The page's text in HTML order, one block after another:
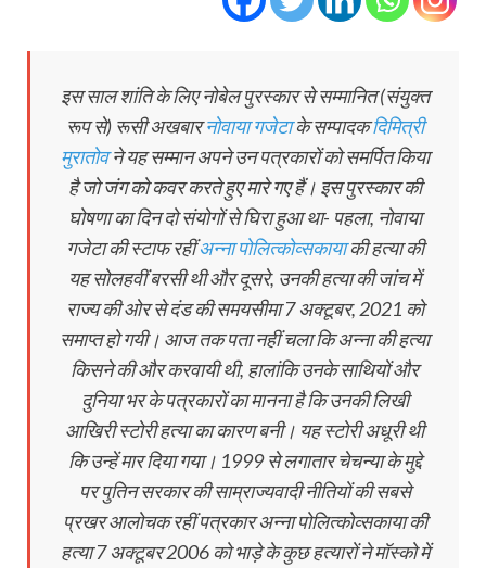
इस साल शांति के लिए नोबेल पुरस्‍कार से सम्‍मानित (संयुक्‍त
रूप से) रूसी अखबारनोवाया गजेटाके सम्‍पादकदिमित्री
मुरातोवने यह सम्‍मान अपने उन पत्रकारों को समर्पित किया
है जो जंग को कवर करते हुए मारे गए हैं। इस पुरस्‍कार की
घोषणा का दिन दो संयोगों से घिरा हुआ था- पहला, नोवाया
गजेटा की स्‍टाफ रहींअन्‍ना पोलित्कोव्सकायाकी हत्‍या की
यह सोलहवीं बरसी थी और दूसरे, उनकी हत्‍या की जांच में
राज्‍य की ओर से दंड की समयसीमा 7 अक्‍टूबर, 2021 को
समाप्‍त हो गयी। आज तक पता नहीं चला कि अन्‍ना की हत्‍या
किसने की और करवायी थी, हालांकि उनके साथियों और
दुनिया भर के पत्रकारों का मानना है कि उनकी लिखी
आखिरी स्‍टोरी हत्‍या का कारण बनी। यह स्‍टोरी अधूरी थी
कि उन्‍हें मार दिया गया। 1999 से लगातार चेचन्या के मुद्दे
पर पुतिन सरकार की साम्राज्यवादी नीतियों की सबसे
प्रखर आलोचक रहीं पत्रकार अन्ना पोलित्कोव्सकाया की
हत्या 7 अक्टूबर 2006 को भाड़े के कुछ हत्यारों ने मॉस्को में